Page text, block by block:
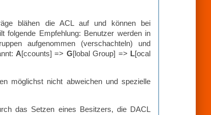
blähen die ACL auf und können bei
folgende Empfehlung: Benutzer werden in
aufgenommen (verschachteln) und
A[ccounts] => G[lobal Group] => L[ocal
möglichst nicht abweichen und spezielle
das Setzen eines Besitzers, die DACL